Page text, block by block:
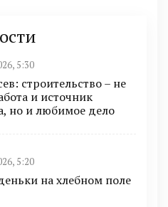
5:30
строительство – не
и источник
но и любимое дело
5:20
на хлебном поле